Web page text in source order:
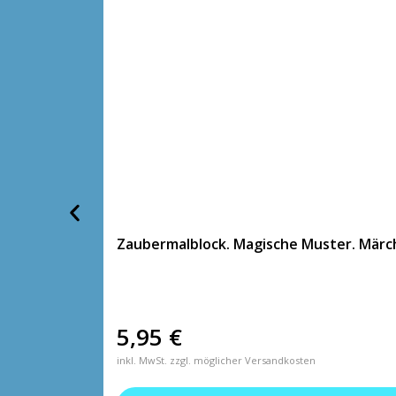
Zaubermalblock. Magische Muster.
5,95 €
inkl. MwSt. zzgl. möglicher Versandkosten